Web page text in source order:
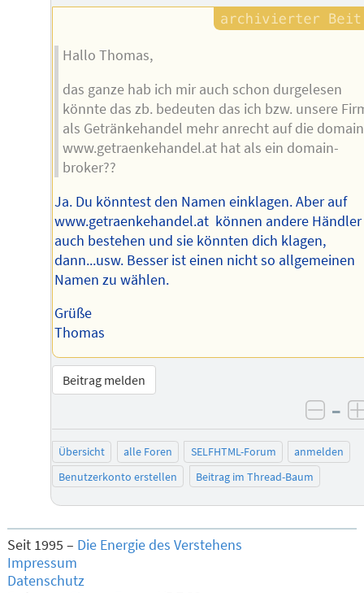
Hallo Thomas,
das ganze hab ich mir auch schon durgelesen
könnte das zb. bedeuten das ich bzw. unsere
als Getränkehandel mehr anrecht auf die domain
www.getraenkehandel.at hat als ein domain-
broker??
Ja. Du könntest den Namen einklagen. Aber auf
www.getraenkehandel.at können andere Händler
auch bestehen und sie könnten dich klagen,
dann...usw. Besser ist einen nicht so allgemeinen
Namen zu wählen.
Grüße
Thomas
Beitrag melden
–
Übersicht alle Foren SELFHTML-Forum
anmelden
Benutzerkonto erstellen
Beitrag im Thread-Baum
Seit 1995 – Die Energie des Verstehens
Impressum
Datenschutz